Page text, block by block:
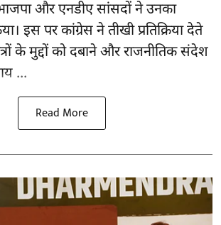
और एनडीए सांसदों ने उनका
इस पर कांग्रेस ने तीखी प्रतिक्रिया देते
के मुद्दों को दबाने और राजनीतिक संदेश
...
Read More